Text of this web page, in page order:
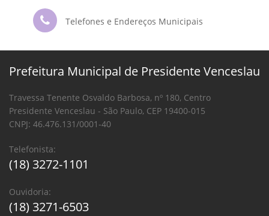
Telefones e Endereços Municipais
Prefeitura Municipal de Presidente Venceslau
Travessa Tenente Osvaldo Barbosa, nº 180, Centro
Presidente Venceslau - São Paulo, CEP 19400-015
CNPJ: 46.476.131/0001-40
Telefonista:
(18) 3272-1101
Ouvidoria:
(18) 3271-6503